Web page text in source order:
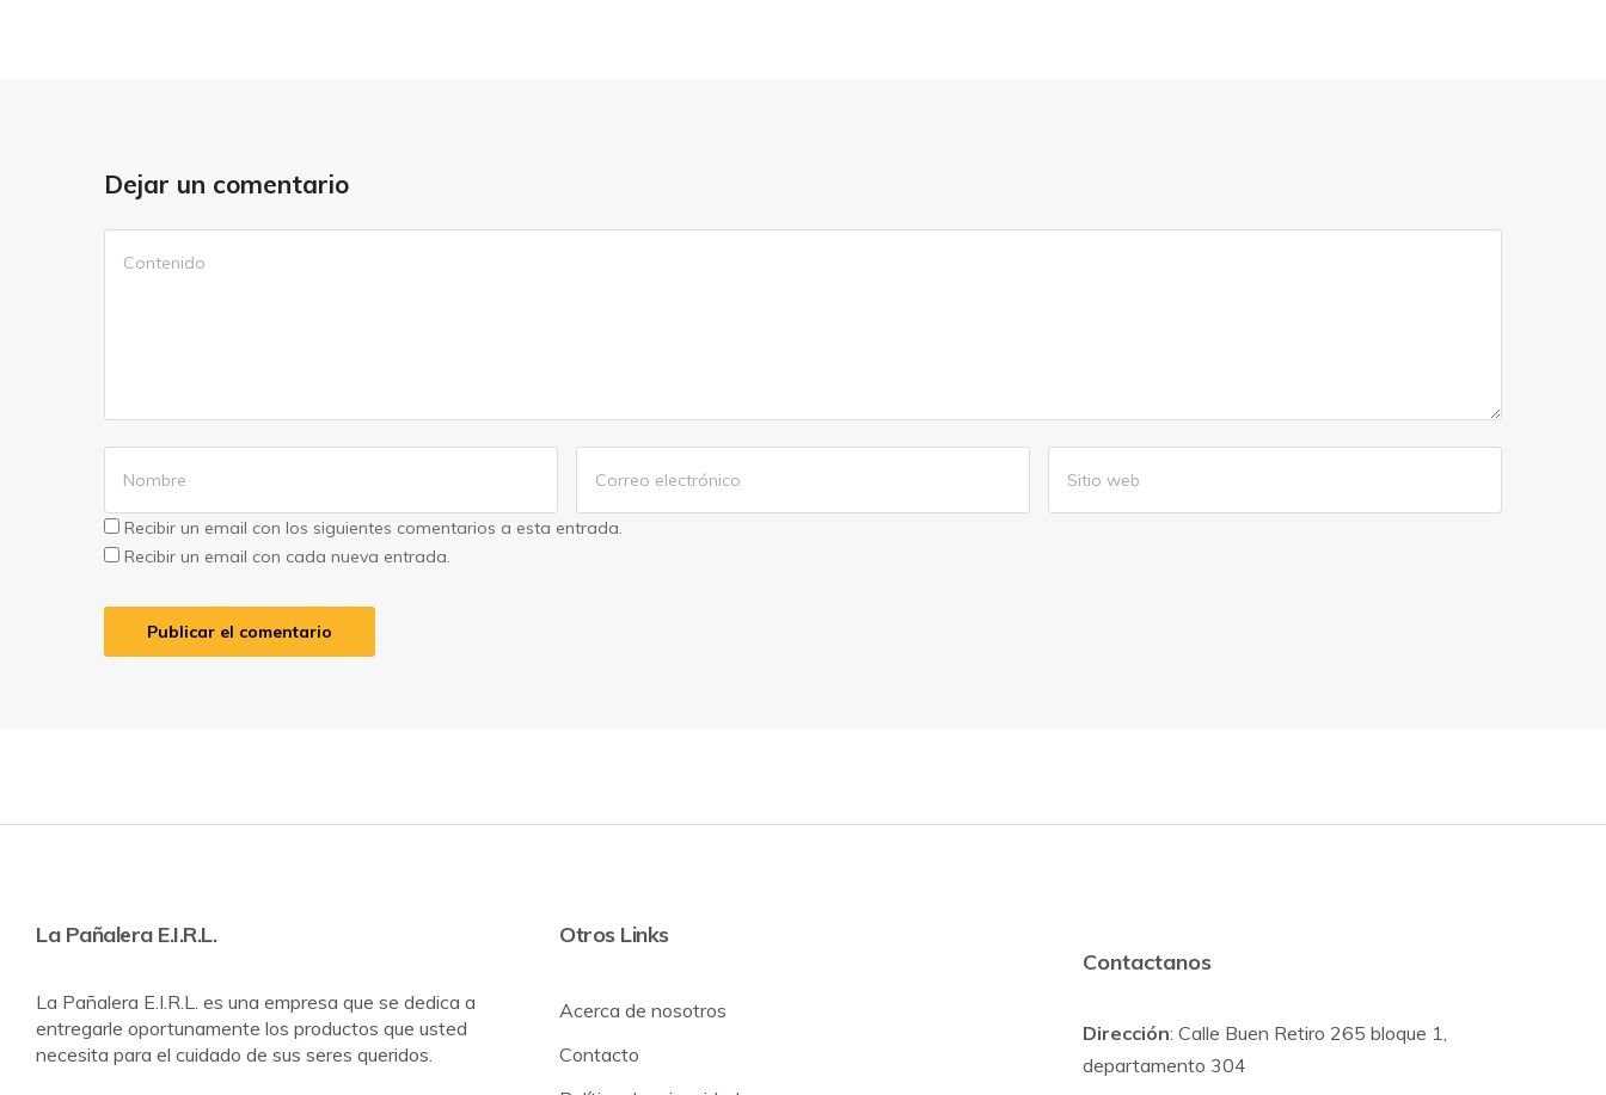
Dejar un comentario
Recibir un email con los siguientes comentarios a esta entrada.
Recibir un email con cada nueva entrada.
La Pañalera E.I.R.L.
La Pañalera E.I.R.L. es una empresa que se dedica a
entregarle oportunamente los productos que usted
necesita para el cuidado de sus seres queridos.
Otros Links
Acerca de nosotros
Contacto
Contactanos
Dirección: Calle Buen Retiro 265 bloque 1,
departamento 304